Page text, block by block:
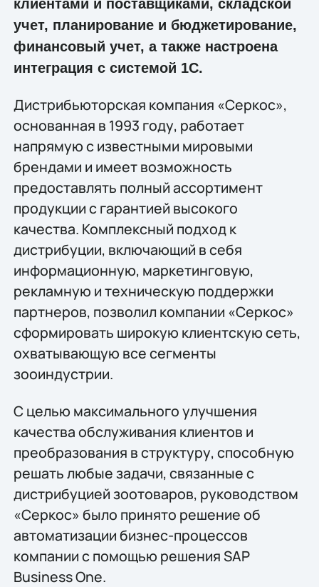
клиентами и поставщиками, складской
учет, планирование и бюджетирование,
финансовый учет, а также настроена
интеграция с системой 1С.
Дистрибьюторская компания «Серкос»,
основанная в 1993 году, работает
напрямую с известными мировыми
брендами и имеет возможность
предоставлять полный ассортимент
продукции с гарантией высокого
качества. Комплексный подход к
дистрибуции, включающий в себя
информационную, маркетинговую,
рекламную и техническую поддержки
партнеров, позволил компании «Серкос»
сформировать широкую клиентскую сеть,
охватывающую все сегменты
зооиндустрии.
С целью максимального улучшения
качества обслуживания клиентов и
преобразования в структуру, способную
решать любые задачи, связанные с
дистрибуцией зоотоваров, руководством
«Серкос» было принято решение об
автоматизации бизнес-процессов
компании с помощью решения SAP
Business One.